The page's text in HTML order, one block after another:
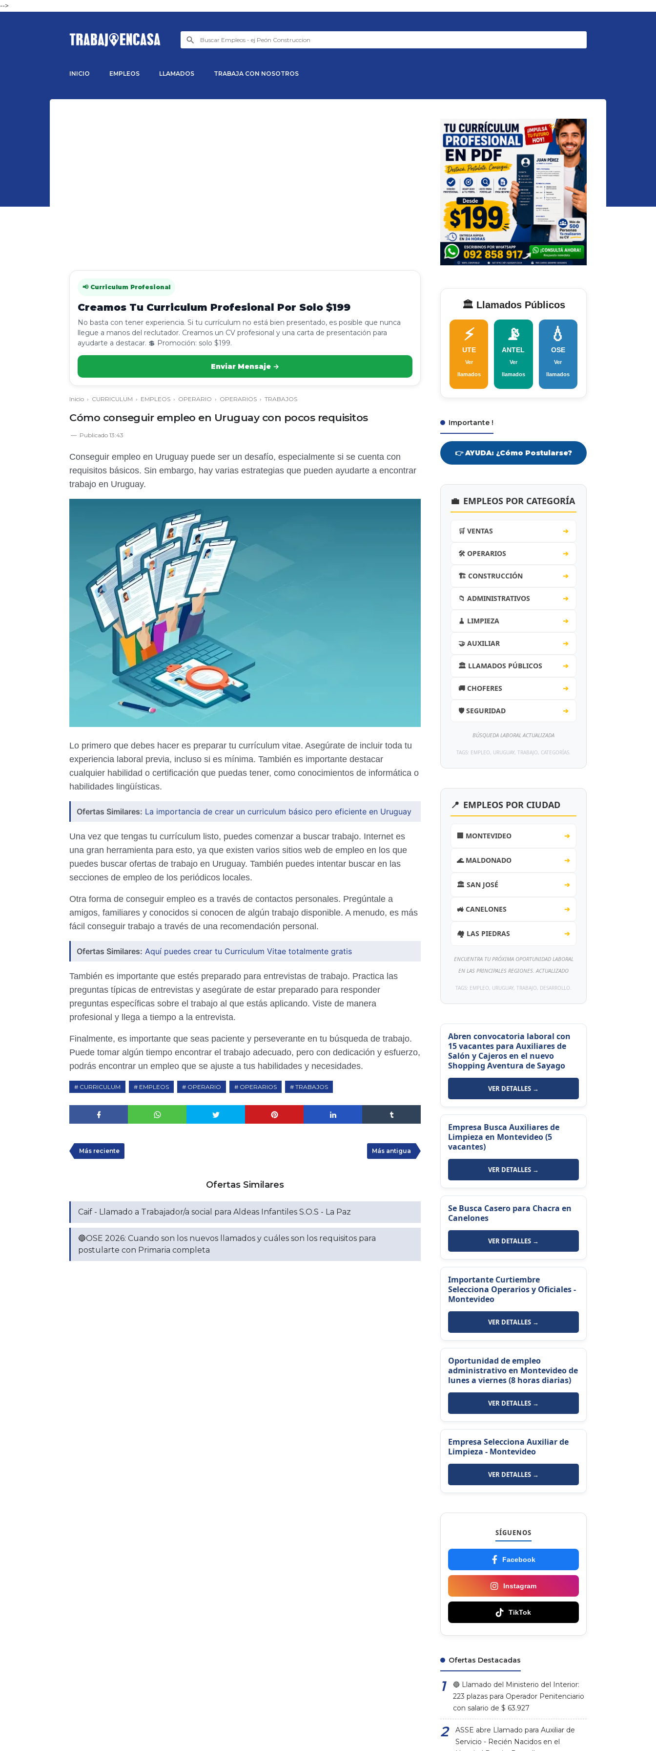
-->
INICIO EMPLEOS LLAMADOS TRABAJA CON NOSOTROS
📢 Curriculum Profesional
Creamos Tu Curriculum Profesional Por Solo $199
No basta con tener experiencia. Si tu currículum no está bien presentado, es posible que nunca
llegue a manos del reclutador. Creamos un CV profesional y una carta de presentación para
ayudarte a destacar. 💲 Promoción: solo $199.
Enviar Mensaje →
Inicio › CURRICULUM › EMPLEOS › OPERARIO › OPERARIOS › TRABAJOS
Cómo conseguir empleo en Uruguay con pocos requisitos
Publicado 13:43
Conseguir empleo en Uruguay puede ser un desafío, especialmente si se cuenta con
requisitos básicos. Sin embargo, hay varias estrategias que pueden ayudarte a encontrar
trabajo en Uruguay.
Lo primero que debes hacer es preparar tu currículum vitae. Asegúrate de incluir toda tu
experiencia laboral previa, incluso si es mínima. También es importante destacar
cualquier habilidad o certificación que puedas tener, como conocimientos de informática o
habilidades lingüísticas.
Ofertas Similares: La importancia de crear un curriculum básico pero eficiente en Uruguay
Una vez que tengas tu currículum listo, puedes comenzar a buscar trabajo. Internet es
una gran herramienta para esto, ya que existen varios sitios web de empleo en los que
puedes buscar ofertas de trabajo en Uruguay. También puedes intentar buscar en las
secciones de empleo de los periódicos locales.
Otra forma de conseguir empleo es a través de contactos personales. Pregúntale a
amigos, familiares y conocidos si conocen de algún trabajo disponible. A menudo, es más
fácil conseguir trabajo a través de una recomendación personal.
Ofertas Similares: Aquí puedes crear tu Curriculum Vitae totalmente gratis
También es importante que estés preparado para entrevistas de trabajo. Practica las
preguntas típicas de entrevistas y asegúrate de estar preparado para responder
preguntas específicas sobre el trabajo al que estás aplicando. Viste de manera
profesional y llega a tiempo a la entrevista.
Finalmente, es importante que seas paciente y perseverante en tu búsqueda de trabajo.
Puede tomar algún tiempo encontrar el trabajo adecuado, pero con dedicación y esfuerzo,
podrás encontrar un empleo que se ajuste a tus habilidades y necesidades.
CURRICULUM EMPLEOS OPERARIO OPERARIOS TRABAJOS
Más reciente Más antigua
Ofertas Similares
Caif - Llamado a Trabajador/a social para Aldeas Infantiles S.O.S - La Paz
🔵OSE 2026: Cuando son los nuevos llamados y cuáles son los requisitos para
postularte con Primaria completa
🏛️ Llamados Públicos
⚡
UTE
Ver
llamados
📡
ANTEL
Ver
llamados
💧
OSE
Ver
llamados
Importante !
👉 AYUDA: ¿Cómo Postularse?
💼 EMPLEOS POR CATEGORÍA
🛒 VENTAS ➔
🛠️ OPERARIOS ➔
🏗️ CONSTRUCCIÓN ➔
📁 ADMINISTRATIVOS ➔
🧹 LIMPIEZA ➔
🤝 AUXILIAR ➔
🏛️ LLAMADOS PÚBLICOS ➔
🚚 CHOFERES ➔
🛡️ SEGURIDAD ➔
BÚSQUEDA LABORAL ACTUALIZADA
TAGS: EMPLEO, URUGUAY, TRABAJO, CATEGORÍAS.
📍 EMPLEOS POR CIUDAD
🏢 MONTEVIDEO ➔
🌊 MALDONADO ➔
🏛️ SAN JOSÉ ➔
🚜 CANELONES ➔
🏘️ LAS PIEDRAS ➔
ENCUENTRA TU PRÓXIMA OPORTUNIDAD LABORAL
EN LAS PRINCIPALES REGIONES. ACTUALIZADO
TAGS: EMPLEO, URUGUAY, TRABAJO, DESARROLLO.
Abren convocatoria laboral con
15 vacantes para Auxiliares de
Salón y Cajeros en el nuevo
Shopping Aventura de Sayago
VER DETALLES →
Empresa Busca Auxiliares de
Limpieza en Montevideo (5
vacantes)
VER DETALLES →
Se Busca Casero para Chacra en
Canelones
VER DETALLES →
Importante Curtiembre
Selecciona Operarios y Oficiales -
Montevideo
VER DETALLES →
Oportunidad de empleo
administrativo en Montevideo de
lunes a viernes (8 horas diarias)
VER DETALLES →
Empresa Selecciona Auxiliar de
Limpieza - Montevideo
VER DETALLES →
SÍGUENOS
Facebook
Instagram
TikTok
Ofertas Destacadas
🔵 Llamado del Ministerio del Interior:
223 plazas para Operador Penitenciario
con salario de $ 63.927
ASSE abre Llamado para Auxiliar de
Servicio - Recién Nacidos en el